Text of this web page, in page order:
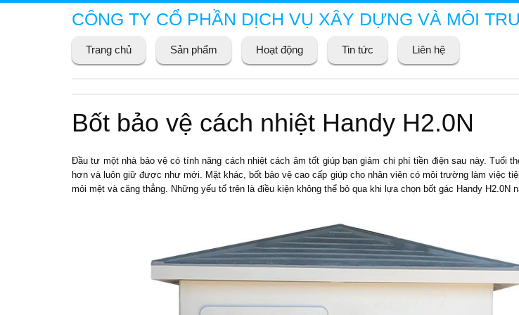
CÔNG TY CỔ PHẦN DỊCH VỤ XÂY DỰNG VÀ MÔI
Trang chủ Sản phẩm Hoạt động Tin tức Liên hệ
Bốt bảo vệ cách nhiệt Handy H2.0N
Đầu tư mộtnhà bảo vệcó tính năng cách nhiệt cách âm tốt giúp bạn giảm chi phí tiền điện sau này. Tuổi
hơn và luôn giữ được như mới. Mặt khác, bốt bảo vệ cao cấp giúp cho nhân viên có môi trường làm việc
mỏi mệt và căng thẳng. Những yếu tố trên là điều kiện không thể bỏ qua khi lựa chọn bốt gác Handy H2.0N